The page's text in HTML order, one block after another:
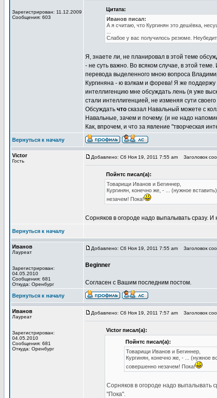
Зарегистрирован: 11.12.2009
Сообщения: 603
Цитата:
Иванов писал:
А я считаю, что Кургинян это дешёвка,
Слабое у вас получилось резюме.
Я, знаете ли, не планировал в этой теме
- не суть важно. Во всяком случае, в этой
перевода выделенного мною вопроса
Кургиняна - ю вэлкам и форева! Я же
интеллигенцию мне обсуждать лень (я уже
стали интеллигенцией, не изменяя сути
Обсуждать что сказал Навальный можете с
Навальные, зачем и почему. (и не надо
Как, впрочем, и что за явление "творческая
Вернуться к началу
Victor
Гость
Добавлено: Сб Ноя 19, 2011 7:55 am Заголовок
Пойнтс писал(а):
Товарищи Иванов и Бегиннер,
Кургинян, конечно же, - ... (нужное
незачем! Пока!
Сорняков в огороде надо выпалывать сразу. И
Вернуться к началу
Иванов
Лауреат
Зарегистрирован:
04.05.2010
Сообщения: 681
Откуда: Оренбург
Добавлено: Сб Ноя 19, 2011 7:55 am Заголовок
Beginner
Согласен с Вашим последним постом.
Вернуться к началу
Иванов
Лауреат
Зарегистрирован:
04.05.2010
Сообщения: 681
Откуда: Оренбург
Добавлено: Сб Ноя 19, 2011 7:57 am Заголовок
Victor писал(а):
Пойнтс писал(а):
Товарищи Иванов и Бегиннер,
Кургинян, конечно же, - ... (нужное
совершенно незачем! Пока!
Сорняков в огороде надо выпалывать
"Пока".